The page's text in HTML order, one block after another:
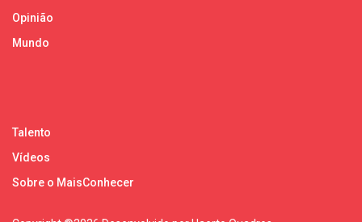
Opinião
Mundo
Talento
Vídeos
Sobre o MaisConhecer